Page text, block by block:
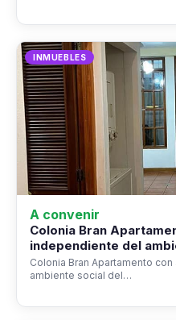
INMUEBLES
A convenir
Colonia Bran
independiente del
Colonia Bran Apartamento
ambiente social del…